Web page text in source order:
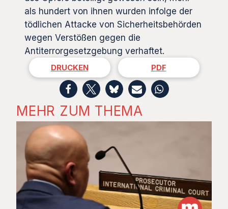
als hundert von ihnen wurden infolge der
tödlichen Attacke von Sicherheitsbehörden
wegen Verstößen gegen die
Antiterrorgesetzgebung verhaftet.
DRUCKEN PDF
MEHR ZUM THEMA